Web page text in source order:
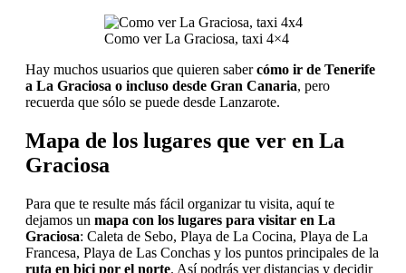
Como ver La Graciosa, taxi 4×4
Hay muchos usuarios que quieren sabercómo ir de Tenerife
a La Graciosa o incluso desde Gran Canaria, pero
recuerda que sólo se puede desde Lanzarote.
Mapa de los lugares que ver en La
Graciosa
Para que te resulte más fácil organizar tu visita, aquí te
dejamos un mapa con los lugares para visitar en La
Graciosa: Caleta de Sebo, Playa de La Cocina, Playa de La
Francesa, Playa de Las Conchas y los puntos principales de la
ruta en bici por el norte. Así podrás ver distancias y decidir